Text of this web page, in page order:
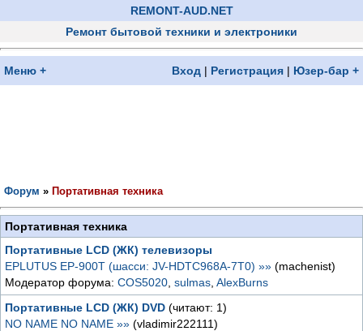
REMONT-AUD.NET
Ремонт бытовой техники и электроники
Меню + Вход | Регистрация | Юзер-бар +
Форум » Портативная техника
Портативная техника
Портативные LCD (ЖК) телевизоры
EPLUTUS EP-900T (шасси: JV-HDTC968A-7T0) »» (machenist)
Модератор форума: COS5020 sulmas AlexBurns
Портативные LCD (ЖК) DVD (читают: 1)
NO NAME NO NAME »» (vladimir222111)